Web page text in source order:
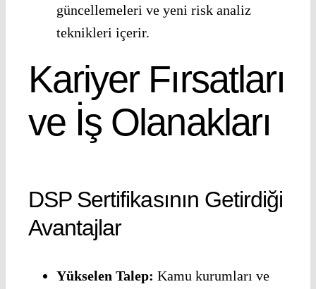
güncellemeleri ve yeni risk analiz
teknikleri içerir.
Kariyer Fırsatları
ve İş Olanakları
DSP Sertifikasının Getirdiği
Avantajlar
Yükselen Talep: Kamu kurumları ve